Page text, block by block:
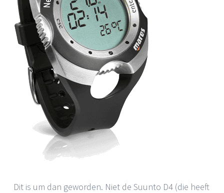
Dit is um dan geworden. Niet de Suunto D4 (die heeft